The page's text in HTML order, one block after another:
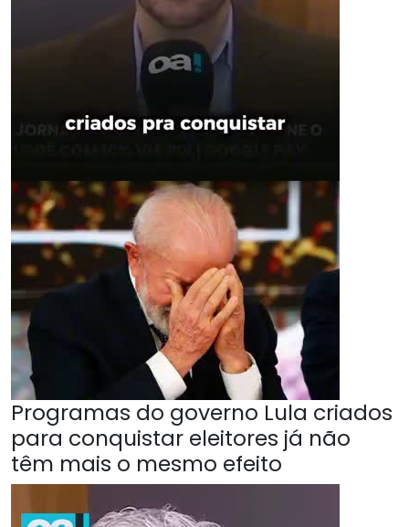
Programas do governo Lula criados
para conquistar eleitores já não
têm mais o mesmo efeito